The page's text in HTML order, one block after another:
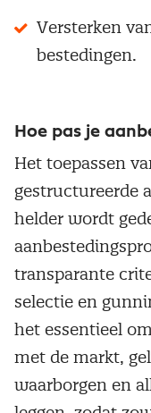
Versterken
bestedingen.
Hoe pas je
Het toepassen
gestructureerde
helder wordt
transparante
selectie en
het essentieel
met de markt,
waarborgen en